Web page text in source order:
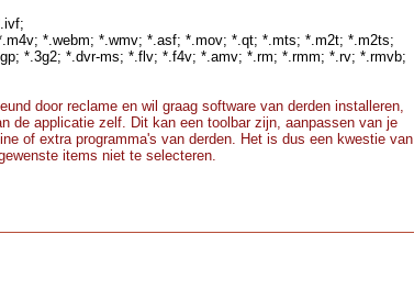
*.webm; *.wmv; *.asf; *.mov; *.qt; *.mts; *.m2t; *.m2ts;
*.3g2; *.dvr-ms; *.flv; *.f4v; *.amv; *.rm; *.rmm; *.rv; *.rmvb;
door reclame en wil graag software van derden installeren,
de applicatie zelf. Dit kan een toolbar zijn, aanpassen van je
of extra programma's van derden. Het is dus een kwestie van
items niet te selecteren.